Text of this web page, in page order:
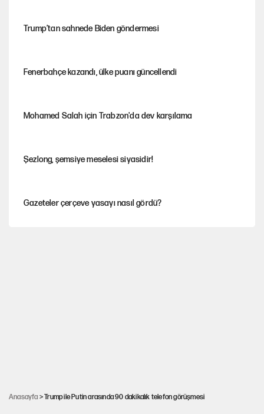
Trump’tan sahnede Biden göndermesi
Fenerbahçe kazandı, ülke puanı güncellendi
Mohamed Salah için Trabzon'da dev karşılama
Şezlong, şemsiye meselesi siyasidir!
Gazeteler çerçeve yasayı nasıl gördü?
Anasayfa > Trump ile Putin arasında 90 dakikalık telefon görüşmesi